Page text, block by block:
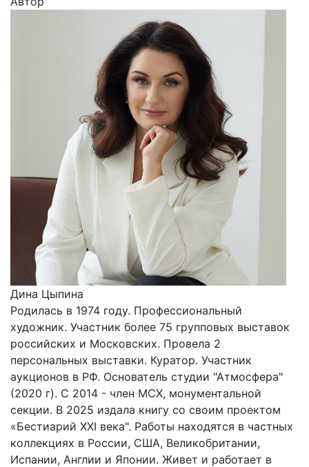
Дина Цыпина
Родилась в 1974 году. Профессиональный
художник. Участник более 75 групповых выставок
российских и Московских. Провела 2
персональных выставки. Куратор. Участник
аукционов в РФ. Основатель студии "Атмосфера"
(2020 г). С 2014 - член МСХ, монументальной
секции. В 2025 издала книгу со своим проектом
«Бестиарий XXI века". Работы находятся в частных
коллекциях в России, США, Великобритании,
Испании, Англии и Японии. Живет и работает в